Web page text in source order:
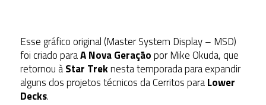
Esse gráfico original (Master System Display – MSD)
foi criado paraA Nova Geraçãopor Mike Okuda, que
retornou àStar Treknesta temporada para expandir
alguns dos projetos técnicos da Cerritos paraLower
Decks.